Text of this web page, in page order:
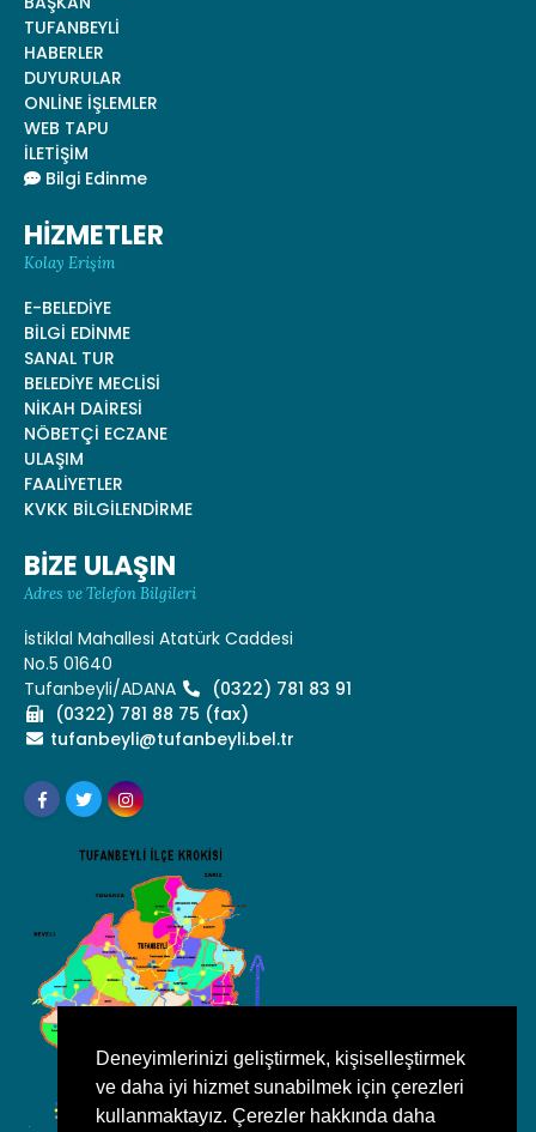
Deneyimlerinizi geliştirmek, kişiselleştirmek
ve daha iyi hizmet sunabilmek için çerezleri
kullanmaktayız. Çerezler hakkında daha
TUFANBEYLİ
HABERLER
DUYURULAR
ONLİNE İŞLEMLER
WEB TAPU
İLETİŞİM
Bilgi Edinme
HİZMETLER
Kolay Erişim
E-BELEDİYE
BİLGİ EDİNME
SANAL TUR
BELEDİYE MECLİSİ
NİKAH DAİRESİ
NÖBETÇİ ECZANE
ULAŞIM
FAALİYETLER
KVKK BİLGİLENDİRME
BİZE ULAŞIN
Adres ve Telefon Bilgileri
İstiklal Mahallesi Atatürk Caddesi
No.5 01640
Tufanbeyli/ADANA
(0322) 781 83 91
(0322) 781 88 75 (fax)
tufanbeyli@tufanbeyli.bel.tr